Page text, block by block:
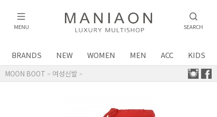
MENU SEARCH
BRANDS NEW WOMEN MEN ACC KIDS
MOON BOOT > 여성신발 >